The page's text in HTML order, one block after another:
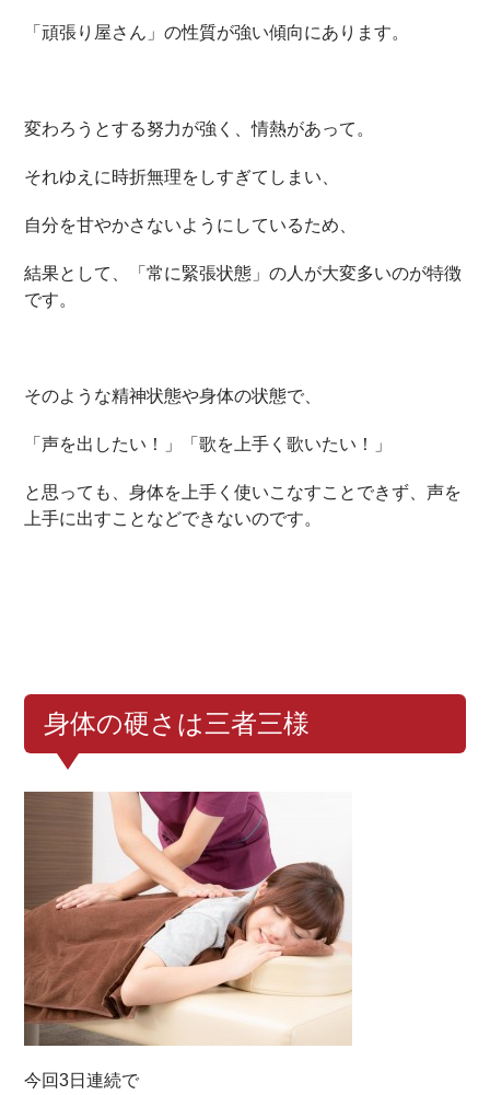
「頑張り屋さん」の性質が強い傾向にあります。
変わろうとする努力が強く、情熱があって。
それゆえに時折無理をしすぎてしまい、
自分を甘やかさないようにしているため、
結果として、「常に緊張状態」の人が大変多いのが特徴
です。
そのような精神状態や身体の状態で、
「声を出したい！」「歌を上手く歌いたい！」
と思っても、身体を上手く使いこなすことできず、声を
上手に出すことなどできないのです。
身体の硬さは三者三様
今回3日連続で